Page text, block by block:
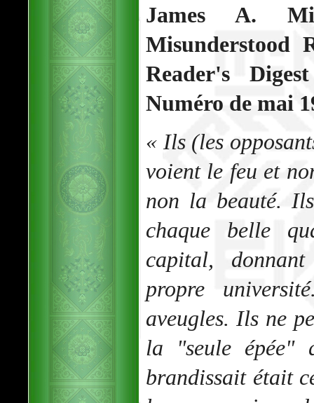
James A.
Misunderstood
Reader's
Numéro de mai
« Ils (les
voient le feu et
non la beauté.
chaque belle
capital,
propre
aveugles. Ils ne
la "seule épée"
brandissait était